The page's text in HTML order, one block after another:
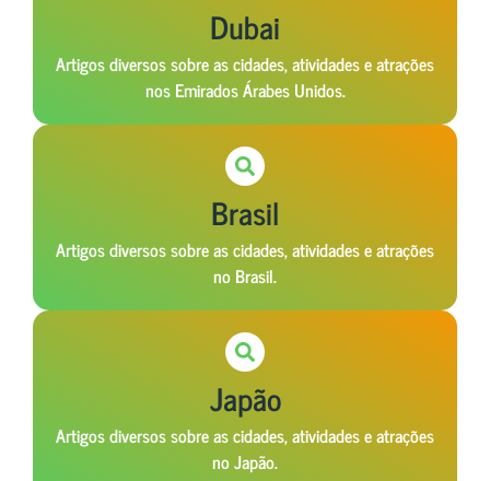
Dubai
Artigos diversos sobre as cidades, atividades e atrações
nos Emirados Árabes Unidos.
Brasil
Artigos diversos sobre as cidades, atividades e atrações
no Brasil.
Japão
Artigos diversos sobre as cidades, atividades e atrações
no Japão.